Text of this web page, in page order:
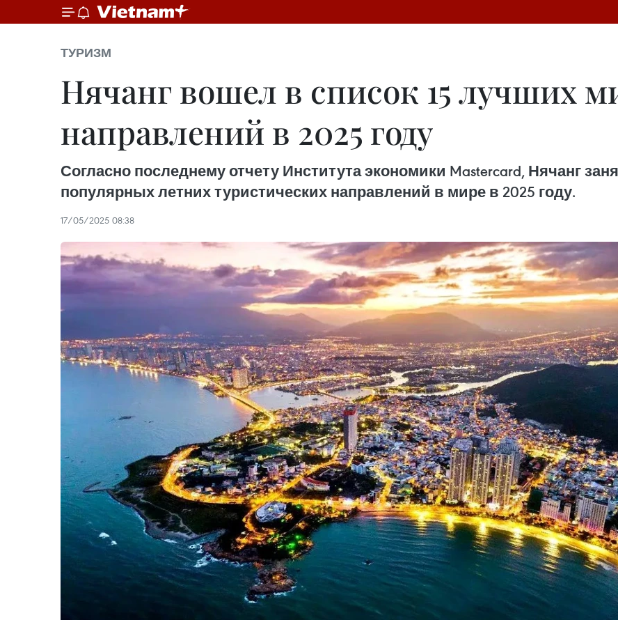
ТУРИЗМ
Нячанг вошел в список 15 лучших
направлений в 2025 году
Согласно последнему отчету Института экономики Mastercard, Нячанг
популярных летних туристических направлений в мире в 2025 году.
17/05/2025 08:38